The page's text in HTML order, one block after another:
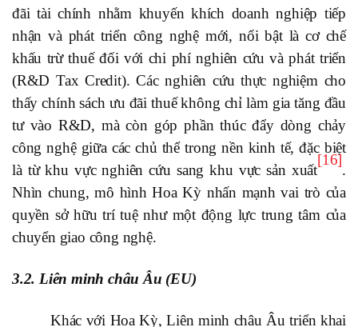
đãi tài chính nhằm khuyến khích doanh nghiệp tiếp
nhận và phát triển công nghệ mới, nổi bật là cơ chế
khấu trừ thuế đối với chi phí nghiên cứu và phát triển
(R&D Tax Credit). Các nghiên cứu thực nghiệm cho
thấy chính sách ưu đãi thuế không chỉ làm gia tăng đầu
tư vào R&D, mà còn góp phần thúc đẩy dòng chảy
công nghệ giữa các chủ thể trong nền kinh tế, đặc biệt
là từ khu vực nghiên cứu sang khu vực sản xuất
[16]
.
Nhìn chung, mô hình Hoa Kỳ nhấn mạnh vai trò của
quyền sở hữu trí tuệ như một động lực trung tâm của
chuyển giao công nghệ.
3.2. Liên minh châu Âu (EU)
Khác với Hoa Kỳ, Liên minh châu Âu triển khai